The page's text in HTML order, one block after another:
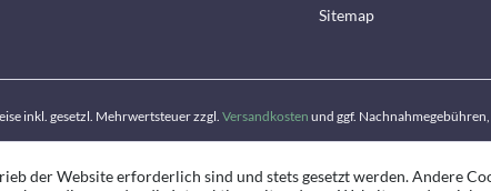
Sitemap
inkl. gesetzl. Mehrwertsteuer zzgl. Versandkosten und ggf.
der Website erforderlich sind und stets gesetzt werden. Andere